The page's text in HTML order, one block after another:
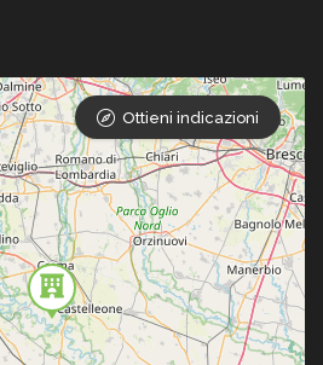
Ottieni indicazioni